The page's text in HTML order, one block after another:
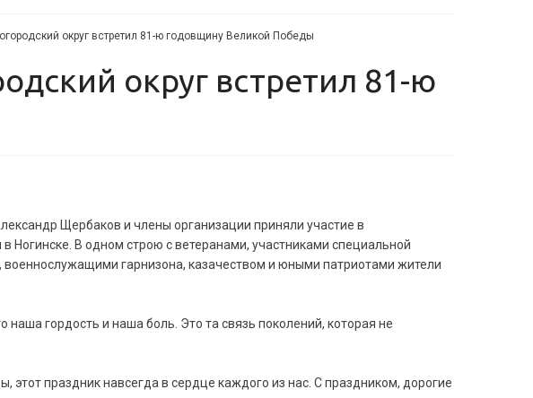
округ встретил 81-ю годовщину Великой Победы
Щербаков и члены организации приняли участие в
Ногинске. В одном строю с ветеранами, участниками специальной
военнослужащими гарнизона, казачеством и юными патриотами жители
гордость и наша боль. Это та связь поколений, которая не
праздник навсегда в сердце каждого из нас. С праздником, дорогие